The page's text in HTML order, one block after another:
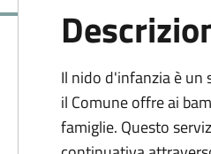
Il nido d'infanzia è un
il Comune offre ai
famiglie. Questo